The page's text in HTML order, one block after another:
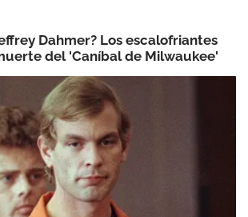
Dahmer? Los escalofriantes
del 'Caníbal de Milwaukee'